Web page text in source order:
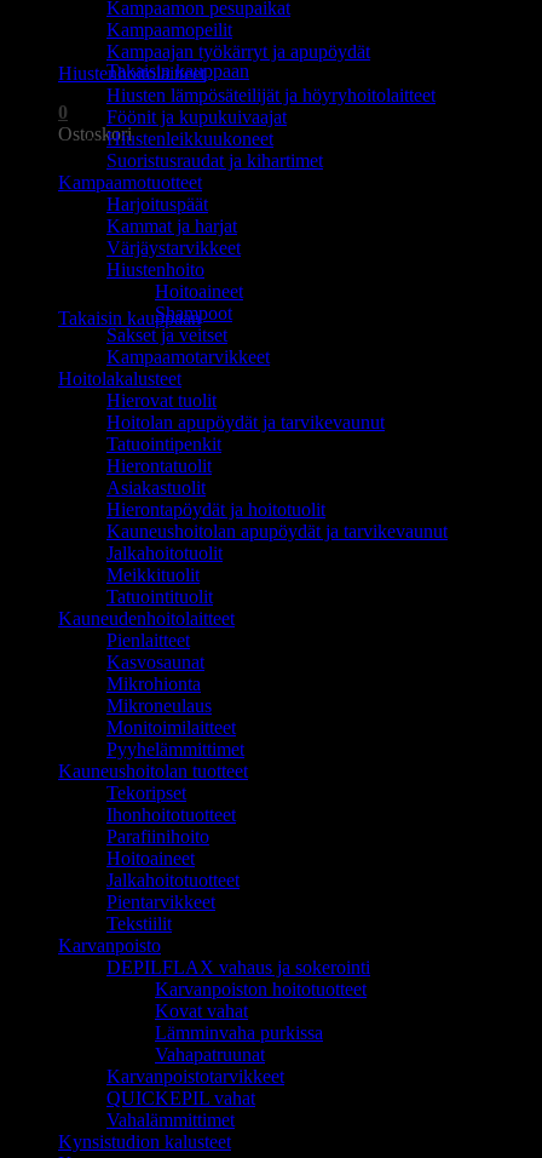
Ostoskori on tyhjä.
Takaisin kauppaan
0
Ostoskori
Ostoskori on tyhjä.
Takaisin kauppaan
Kampaamon pesupaikat
Kampaamopeilit
Kampaajan työkärryt ja apupöydät
Hiustenhoitolaitteet
Hiusten lämpösäteilijät ja höyryhoitolaitteet
Föönit ja kupukuivaajat
Hiustenleikkuukoneet
Suoristusraudat ja kihartimet
Kampaamotuotteet
Harjoituspäät
Kammat ja harjat
Värjäystarvikkeet
Hiustenhoito
Hoitoaineet
Shampoot
Sakset ja veitset
Kampaamotarvikkeet
Hoitolakalusteet
Hierovat tuolit
Hoitolan apupöydät ja tarvikevaunut
Tatuointipenkit
Hierontatuolit
Asiakastuolit
Hierontapöydät ja hoitotuolit
Kauneushoitolan apupöydät ja tarvikevaunut
Jalkahoitotuolit
Meikkituolit
Tatuointituolit
Kauneudenhoitolaitteet
Pienlaitteet
Kasvosaunat
Mikrohionta
Mikroneulaus
Monitoimilaitteet
Pyyhelämmittimet
Kauneushoitolan tuotteet
Tekoripset
Ihonhoitotuotteet
Parafiinihoito
Hoitoaineet
Jalkahoitotuotteet
Pientarvikkeet
Tekstiilit
Karvanpoisto
DEPILFLAX vahaus ja sokerointi
Karvanpoiston hoitotuotteet
Kovat vahat
Lämminvaha purkissa
Vahapatruunat
Karvanpoistotarvikkeet
QUICKEPIL vahat
Vahalämmittimet
Kynsistudion kalusteet